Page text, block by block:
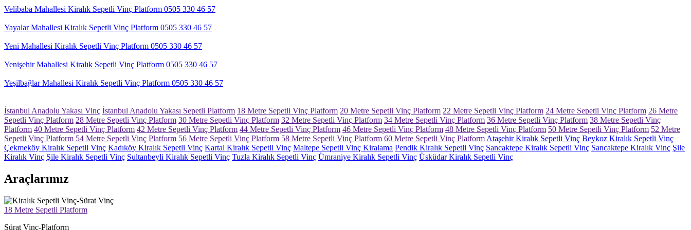
Velibaba Mahallesi Kiralık Sepetli Vinç Platform 0505 330 46 57
Yayalar Mahallesi Kiralık Sepetli Vinç Platform 0505 330 46 57
Yeni Mahallesi Kiralık Sepetli Vinç Platform 0505 330 46 57
Yenişehir Mahallesi Kiralık Sepetli Vinç Platform 0505 330 46 57
Yeşilbağlar Mahallesi Kiralık Sepetli Vinç Platform 0505 330 46 57
İstanbul Anadolu Yakası Vinç İstanbul Anadolu Yakası Sepetli Platform 18 Metre Sepetli Vinç Platform 20 Metre Sepetli Vinç Platform 22 Metre Sepetli Vinç Platform 24 Metre Sepetli Vinç Platform 26 Metre
Sepetli Vinç Platform 28 Metre Sepetli Vinç Platform 30 Metre Sepetli Vinç Platform 32 Metre Sepetli Vinç Platform 34 Metre Sepetli Vinç Platform 36 Metre Sepetli Vinç Platform 38 Metre Sepetli Vinç
Platform 40 Metre Sepetli Vinç Platform 42 Metre Sepetli Vinç Platform 44 Metre Sepetli Vinç Platform 46 Metre Sepetli Vinç Platform 48 Metre Sepetli Vinç Platform 50 Metre Sepetli Vinç Platform 52 Metre
Sepetli Vinç Platform 54 Metre Sepetli Vinç Platform 56 Metre Sepetli Vinç Platform 58 Metre Sepetli Vinç Platform 60 Metre Sepetli Vinç Platform Ataşehir Kiralık Sepetli Vinç Beykoz Kiralık Sepetli Vinç
Çekmeköy Kiralık Sepetli Vinç Kadıköy Kiralık Sepetli Vinç Kartal Kiralık Sepetli Vinç Maltepe Sepetli Vinç Kiralama Pendik Kiralık Sepetli Vinç Sancaktepe Kiralık Sepetli Vinç Sancaktepe Kiralık Vinç Şile
Kiralık Vinç Şile Kiralık Sepetli Vinç Sultanbeyli Kiralık Sepetli Vinç Tuzla Kiralık Sepetli Vinç Ümraniye Kiralık Sepetli Vinç Üsküdar Kiralık Sepetli Vinç
Araçlarımız
18 Metre Sepetli Platform
Sürat Vinç-Platform